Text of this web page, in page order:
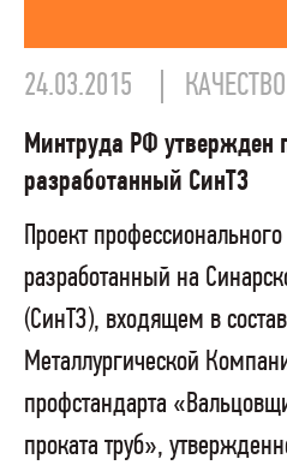
24.03.2015 КАЧЕСТВО
Минтруда РФ утвержден
разработанный СинТЗ
Проект
разработанный на
(СинТЗ), входящем в
Металлургической
профстандарта
проката труб»,